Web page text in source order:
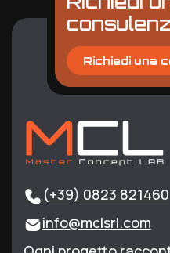
Richiedi una
(+39) 0823 821460
info@mclsrl.com